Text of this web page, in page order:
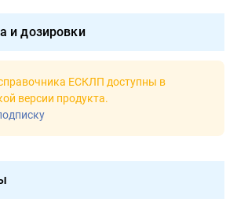
и дозировки
ЕСКЛП доступны в
версии продукта.